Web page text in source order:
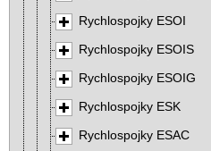
Rychlospojky ESOI
Rychlospojky ESOIS
Rychlospojky ESOIG
Rychlospojky ESK
Rychlospojky ESAC